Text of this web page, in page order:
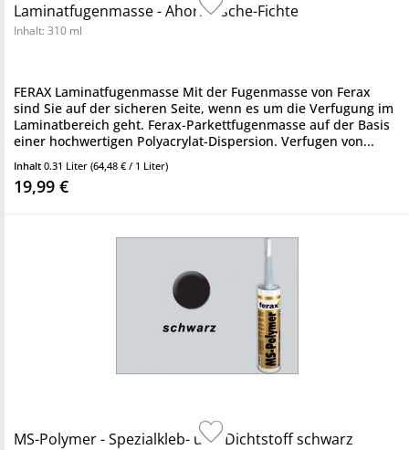
Laminatfugenmasse - Ahorn-Esche-Fichte
Inhalt: 310 ml
FERAX Laminatfugenmasse Mit der Fugenmasse von Ferax
sind Sie auf der sicheren Seite, wenn es um die Verfugung im
Laminatbereich geht. Ferax-Parkettfugenmasse auf der Basis
einer hochwertigen Polyacrylat-Dispersion. Verfugen von...
Inhalt 0.31 Liter (64,48 € / 1 Liter)
19,99 €
MS-Polymer - Spezialkleb- und Dichtstoff schwarz